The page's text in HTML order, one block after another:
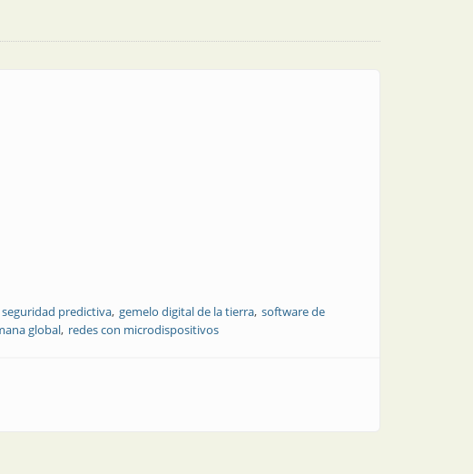
seguridad predictiva gemelo digital de la tierra software de
global redes con microdispositivos